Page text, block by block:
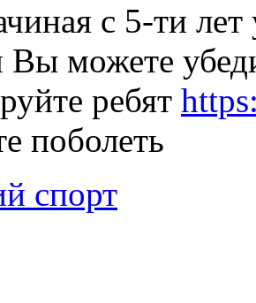
с 5-ти
можете
ребят
поболеть
спорт